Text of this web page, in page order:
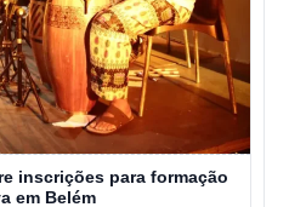
inscrições para formação
em Belém